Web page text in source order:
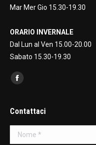
Mar Mer Gio 15.30-19.30
ORARIO INVERNALE
Dal Lun al Ven 15.00-20.00
Sabato 15.30-19.30
Find us on:
Facebook
opens
new
Contattaci
Nome *